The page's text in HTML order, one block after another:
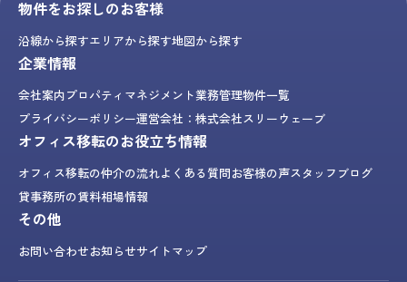
物件をお探しのお客様
沿線から探すエリアから探す地図から探す
企業情報
会社案内プロパティマネジメント業務管理物件一覧
プライバシーポリシー運営会社：株式会社スリーウェーブ
オフィス移転のお役立ち情報
オフィス移転の仲介の流れよくある質問お客様の声スタッフブログ
貸事務所の賃料相場情報
その他
お問い合わせお知らせサイトマップ